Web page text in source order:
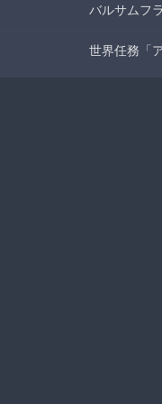
バルサムフ
世界任務「